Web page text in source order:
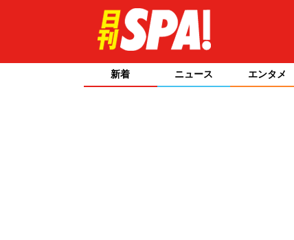
新着 ニュース エンタメ